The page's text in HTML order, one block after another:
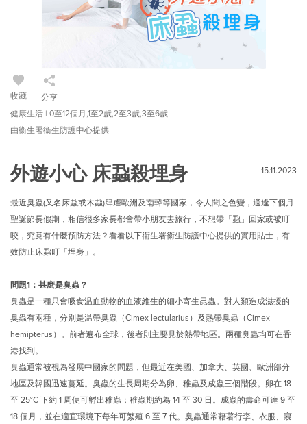
收藏
分享
健康生活 | 0至12個月,1至2歲,2至3歲,3至6歲
由衞生署衞生防護中心提供
外遊小心 床蝨殺埋身 15.11.2023
最近臭蟲(又名床蝨或木蝨)肆虐歐洲及南韓等國家，令人聞之色變，適逢下個月
聖誕節長假期，相信很多家長都會帶小朋友去旅行，不想帶「蝨」回家或被叮
咬，究竟有什麼預防方法？看看以下衞生署衞生防護中心提供的實用貼士，有
效防止床蝨叮「埋身」。
問題1：甚麽是臭蟲？
臭蟲是一種只會吸食温血動物的血液維生的細小寄生昆蟲。對人類造成滋擾的
臭蟲有兩種，分別是温帶臭蟲（Cimex lectularius）及熱帶臭蟲（Cimex
hemipterus）。前者遍布全球，後者則主要見於熱帶地區。兩種臭蟲均可在香
港找到。
臭蟲通常被視為發展中國家的問題，但最近在美國、加拿大、英國、歐洲部分
地區及韓國迅速蔓延。臭蟲的生長周期分為卵、稚蟲及成蟲三個階段。卵在 18
至 25°C 下約 1 周便可孵出稚蟲；稚蟲期約為 14 至 30 日。成蟲的壽命可達 9 至
18 個月，並在適宜環境下每年可繁殖 6 至 7 代。臭蟲通常藉著行李、衣服、寢